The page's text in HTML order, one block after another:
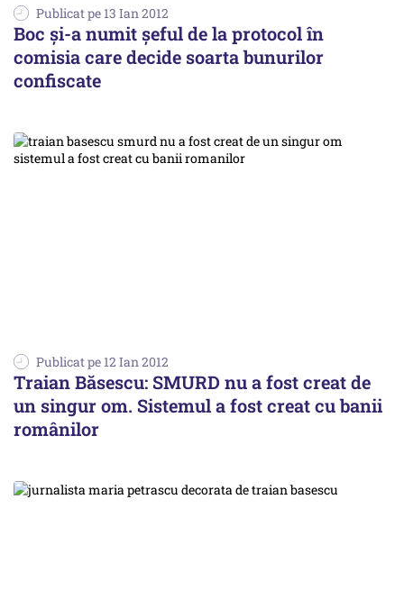
Publicat pe 13 Ian 2012
Boc şi-a numit şeful de la protocol în
comisia care decide soarta bunurilor
confiscate
Publicat pe 12 Ian 2012
Traian Băsescu: SMURD nu a fost creat de
un singur om. Sistemul a fost creat cu banii
românilor